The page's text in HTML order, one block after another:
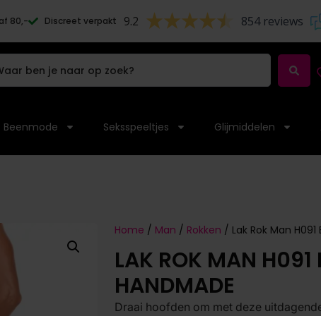
80,- Discreet verpakt 9.2 854 reviews
Beenmode Seksspeeltjes Glijmiddelen
Home / Man / Rokken / Lak Rok Man
LAK ROK MAN H091
HANDMADE
Draai hoofden om met deze